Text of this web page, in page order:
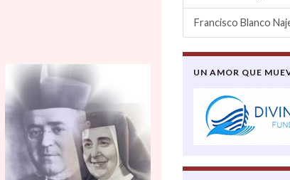
Francisco Blanco
UN AMOR QUE